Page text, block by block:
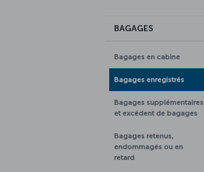
BAGAGES
Bagages en cabine
Bagages enregistrés
Bagages supplémentaires
et excédent de bagages
Bagages retenus,
endommagés ou en
retard